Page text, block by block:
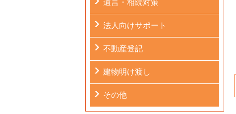
遺言・相続対策
法人向けサポート
不動産登記
建物明け渡し
その他